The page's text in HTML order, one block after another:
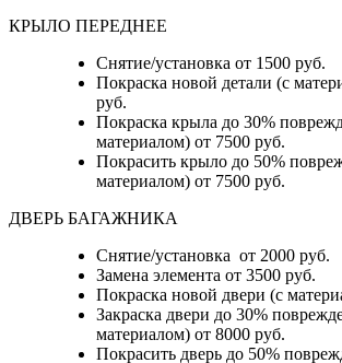
КРЫЛО ПЕРЕДНЕЕ
Снятие/установка от 1500 руб.
Покраска новой детали (с
руб.
Покраска крыла до 30%
материалом) от 7500 руб.
Покрасить крыло до 50%
материалом) от 7500 руб.
ДВЕРЬ БАГАЖНИКА
Снятие/установка от 2000 руб.
Замена элемента от 3500 руб.
Покраска новой двери (с
Закраска двери до 30%
материалом) от 8000 руб.
Покрасить дверь до 50%